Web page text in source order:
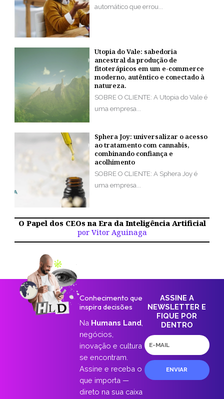
automático que errou...
Utopia do Vale: sabedoria
ancestral da produção de
fitoterápicos em um e-commerce
moderno, autêntico e conectado à
natureza.
SOBRE O CLIENTE: A Utopia do Vale é
uma empresa...
Sphera Joy: universalizar o acesso
ao tratamento com cannabis,
combinando confiança e
acolhimento
SOBRE O CLIENTE: A Sphera Joy é
uma empresa...
O Papel dos CEOs na Era da Inteligência Artificial
por Vitor Aguinaga
Conhecimento que
inspira decisões
Na Humans Land
negócios,
inovação e cultura
se encontram.
Assine e receba o
que importa —
direto na sua caixa
ASSINE A
NEWSLETTER E
FIQUE POR
DENTRO
E-
mail
ENVIAR